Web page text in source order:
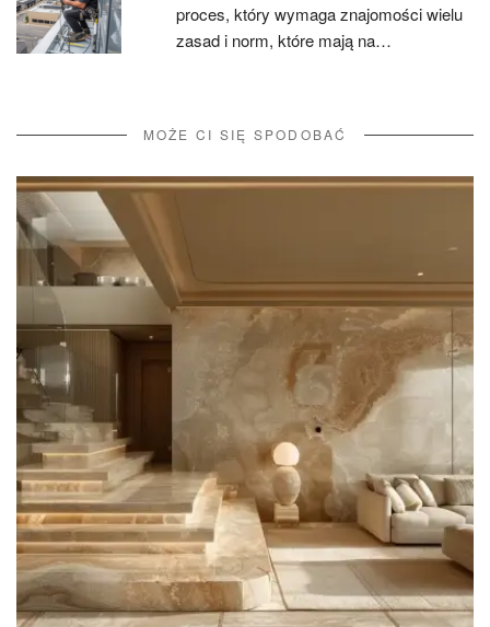
proces, który wymaga znajomości wielu
zasad i norm, które mają na…
MOŻE CI SIĘ SPODOBAĆ